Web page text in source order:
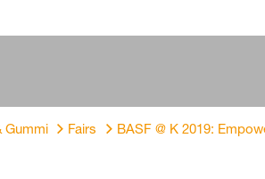
Gummi Fairs BASF @ K 2019: